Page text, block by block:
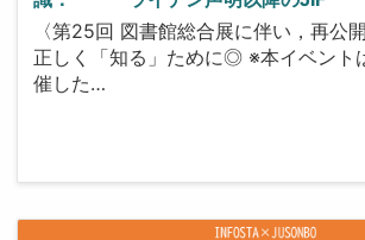
〈第25回 図書館総合展に伴い，再公
正しく「知る」ために◎ ※本イベント
催した…